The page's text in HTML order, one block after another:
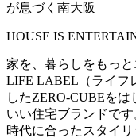
HOUSE IS
家を、暮らしをもっと
LIFE LABEL（ライフ
したZERO-CUBEをは
いい住宅ブランドです
時代に合ったスタイ